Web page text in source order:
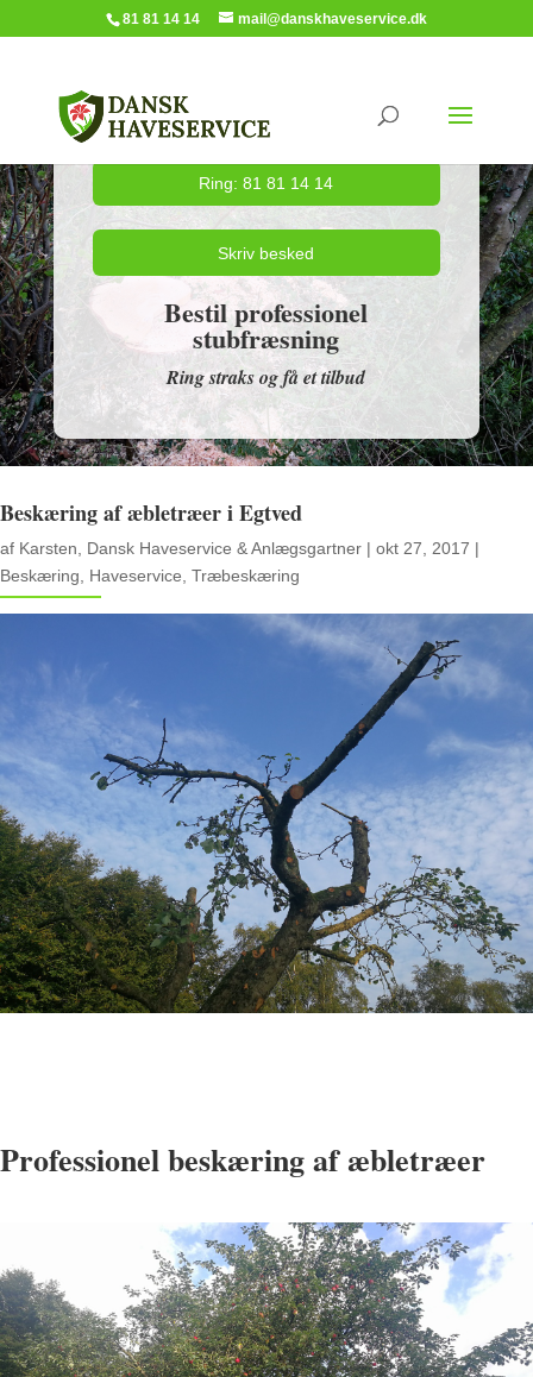
81 81 14 14 mail@danskhaveservice.dk
Ring: 81 81 14 14
Skriv besked
Bestil professionel
stubfræsning
Ring straks og få et tilbud
Beskæring af æbletræer i Egtved
af Karsten, Dansk Haveservice & Anlægsgartner | okt 27, 2017 |
Beskæring
Haveservice Træbeskæring
Professionel beskæring af æbletræer